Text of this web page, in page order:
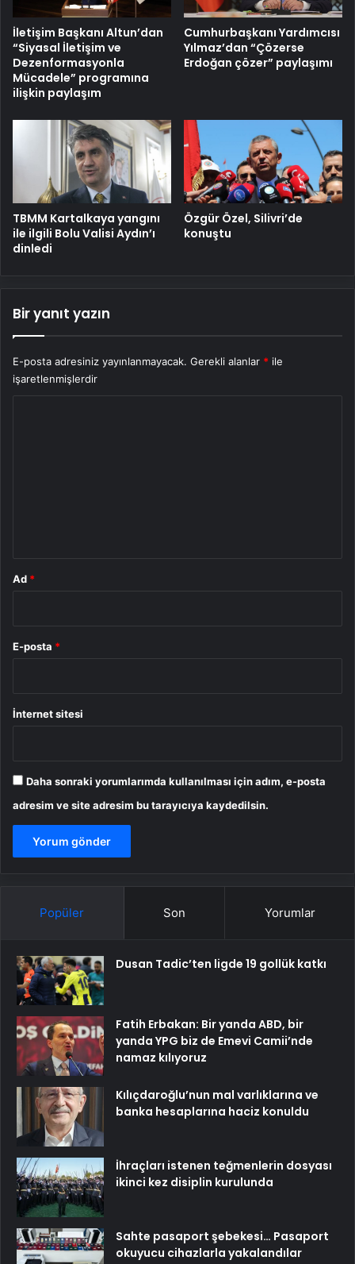
İletişim Başkanı Altun’dan
“Siyasal İletişim ve
Dezenformasyonla
Mücadele” programına
ilişkin paylaşım
Cumhurbaşkanı Yardımcısı
Yılmaz’dan “Çözerse
Erdoğan çözer” paylaşımı
TBMM Kartalkaya yangını
ile ilgili Bolu Valisi Aydın’ı
dinledi
Özgür Özel, Silivri’de
konuştu
Bir yanıt yazın
E-posta adresiniz yayınlanmayacak. Gerekli alanlar * ile
işaretlenmişlerdir
Ad *
E-posta *
İnternet sitesi
Daha sonraki yorumlarımda kullanılması için adım, e-posta
adresim ve site adresim bu tarayıcıya kaydedilsin.
Popüler Son Yorumlar
Dusan Tadic’ten ligde 19 gollük katkı
Fatih Erbakan: Bir yanda ABD, bir
yanda YPG biz de Emevi Camii’nde
namaz kılıyoruz
Kılıçdaroğlu’nun mal varlıklarına ve
banka hesaplarına haciz konuldu
İhraçları istenen teğmenlerin dosyası
ikinci kez disiplin kurulunda
Sahte pasaport şebekesi… Pasaport
okuyucu cihazlarla yakalandılar